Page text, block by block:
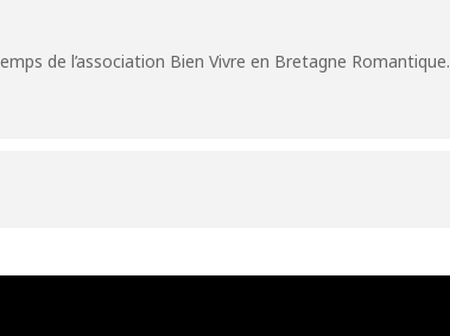
de l’association Bien Vivre en Bretagne Romantique.